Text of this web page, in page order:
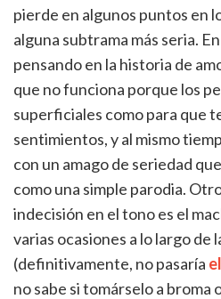
pierde en algunos puntos en
alguna subtrama más seria.
pensando en la historia de
que no funciona porque los
superficiales como para que
sentimientos, y al mismo
con un amago de seriedad
como una simple parodia.
indecisión en el tono es el
varias ocasiones a lo largo de
(definitivamente, no pasaría
no sabe si tomárselo a broma